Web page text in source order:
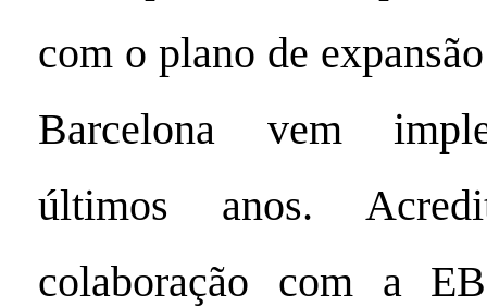
com o plano de
Barcelona vem
últimos anos.
colaboração com a